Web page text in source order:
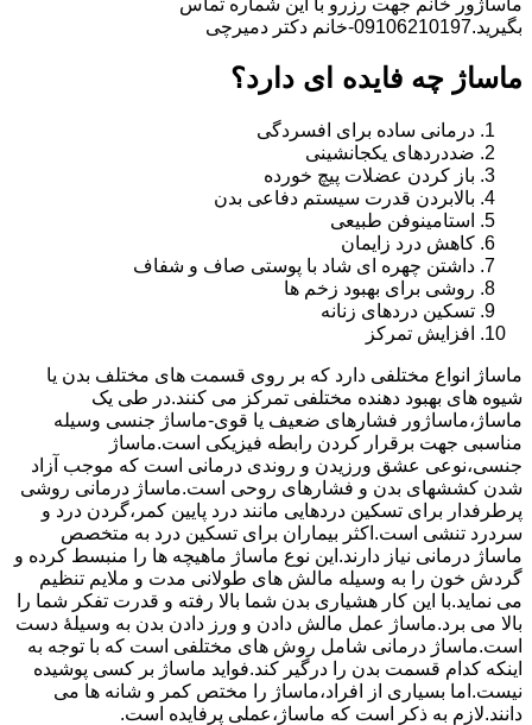
ماساژور خانم جهت رزرو با این شماره تماس
بگیرید.09106210197-خانم دکتر دمیرچی
ماساژ چه فایده ای دارد؟
درمانی ساده برای افسردگی
ضددردهای یکجانشینی
باز کردن عضلات پیچ خورده
بالابردن قدرت سیستم دفاعی بدن
استامینوفن طبیعی
کاهش درد زایمان
داشتن چهره ای شاد با پوستی صاف و شفاف
روشی برای بهبود زخم ها
تسکین دردهای زنانه
افزایش تمرکز
ماساژ انواع مختلفی دارد که بر روی قسمت های مختلف بدن یا
شیوه های بهبود دهنده مختلفی تمرکز می کنند.در طی یک
ماساژ،ماساژور فشارهای ضعیف یا قوی-ماساژ جنسی وسیله
مناسبی جهت برقرار کردن رابطه فیزیکی است.ماساژ
جنسی،نوعی عشق ورزیدن و روندی درمانی است که موجب آزاد
شدن کششهای بدن و فشارهای روحی است.ماساژ درمانی روشی
پرطرفدار برای تسکین دردهایی مانند درد پایین کمر،گردن درد و
سردرد تنشی است.اکثر بیماران برای تسکین درد به متخصص
ماساژ درمانی نیاز دارند.این نوع ماساژ ماهیچه ها را منبسط کرده و
گردش خون را به وسیله مالش های طولانی مدت و ملایم تنظیم
می نماید.با این کار هشیاری بدن شما بالا رفته و قدرت تفکر شما را
بالا می برد.ماساژ عمل مالش دادن و ورز دادن بدن به وسیلۀ دست
است.ماساژ درمانی شامل روش های مختلفی است که با توجه به
اینکه کدام قسمت بدن را درگیر کند.فواید ماساژ بر کسی پوشیده
نیست.اما بسیاری از افراد،ماساژ را مختص کمر و شانه ها می
دانند.لازم به ذکر است که ماساژ،عملی پرفایده است.